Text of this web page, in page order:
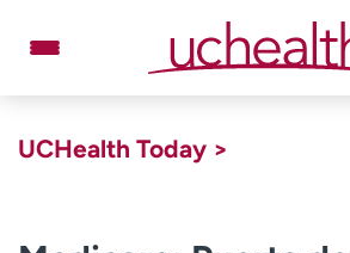
UCHealth Today >